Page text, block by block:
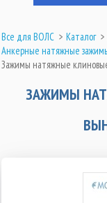
Все для ВОЛС > Каталог >
Анкерные натяжные
Зажимы натяжные
ЗАЖИМЫ